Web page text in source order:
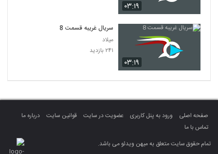
۰۳:۱۹
۰۳:۱۹
سریال غریبه قسمت 8
میلاد
۲۴۱ بازدید
صفحه اصلی ورود به پنل کاربری عضویت در سایت قوانین سایت
درباره ما
تماس با ما
تمام حقوق سایت متعلق به میهن ویدئو می باشد.